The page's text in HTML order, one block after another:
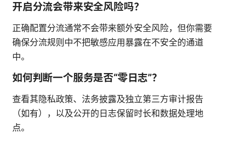
开启分流会带来安全风险吗？
正确配置分流通常不会带来额外安全风险，但你需要
确保分流规则中不把敏感应用暴露在不安全的通道
中。
如何判断一个服务是否“零日志”？
查看其隐私政策、法务披露及独立第三方审计报告
（如有），以及公开的日志保留时长和数据处理地
点。